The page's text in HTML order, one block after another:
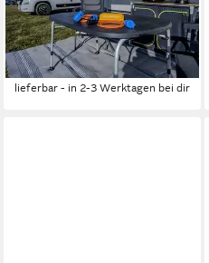
Adapter, 300 cm, Camping-
Zubehör für jeden Camping-
Urlaub
ab 45,99 €
lieferbar - in 2-3 Werktagen bei dir